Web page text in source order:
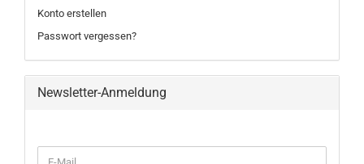
Konto erstellen
Passwort vergessen?
Newsletter-Anmeldung